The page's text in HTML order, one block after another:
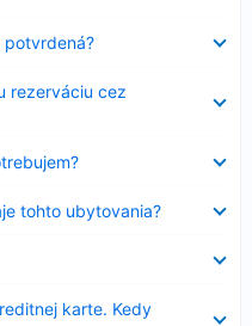
potvrdená?
rezerváciu cez
tohto ubytovania?
karte. Kedy